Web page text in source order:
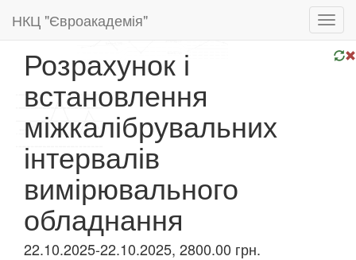
НКЦ "Євроакадемія"
Розрахунок і
встановлення
міжкалібрувальних
інтервалів
вимірювального
обладнання
22.10.2025-22.10.2025, 2800.00 грн.